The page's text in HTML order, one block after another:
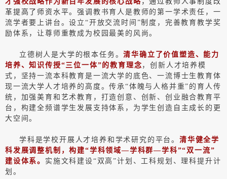
革提高了师资水平。强调教书育人是教师的第一学术责任，一
流学者要上讲台。设立“开放交流时间”制度，完善教育教学奖
励体系，让尊师重教成为校园最美的风尚。
立德树人是大学的根本任务。清华确立了价值塑造、能力
培养、知识传授“三位一体”的教育理念 ，创新人才培养模
式，坚持一流本科教育是一流大学的底色、一流博士生教育体
现一流大学人才培养的高度。传承“体魄与人格并重”的育人传
统，加强美育和艺术教育，打造创意、创新、创业融合教育平
台，构建全频谱学生发展支持体系，为学生创造自主成长的更
大空间。
学科是学校开展人才培养和学术研究的平台。 清华健全学
科发展调整机制，构建“学科领域—学科群—学科”“双一流”
建设体系。 实施文科建设“双高”计划、工科规划、理科提升计
划。